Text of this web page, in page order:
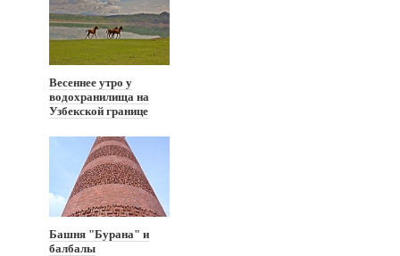
Весеннее утро у
водохранилища на
Узбекской границе
Башня "Бурана" и
балбалы